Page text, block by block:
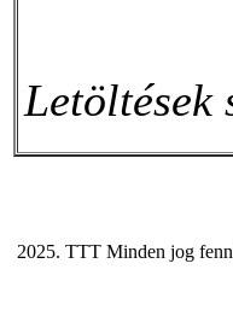
Letöltések
2025. TTT Minden jog